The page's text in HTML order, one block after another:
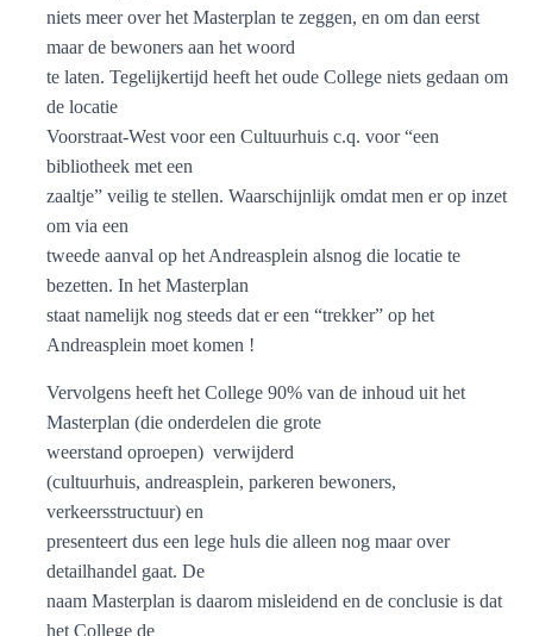
niets meer over het Masterplan te zeggen, en om dan eerst
maar de bewoners aan het woord
te laten. Tegelijkertijd heeft het oude College niets gedaan om
de locatie
Voorstraat-West voor een Cultuurhuis c.q. voor “een
bibliotheek met een
zaaltje” veilig te stellen. Waarschijnlijk omdat men er op inzet
om via een
tweede aanval op het Andreasplein alsnog die locatie te
bezetten. In het Masterplan
staat namelijk nog steeds dat er een “trekker” op het
Andreasplein moet komen !
Vervolgens heeft het College 90% van de inhoud uit het
Masterplan (die onderdelen die grote
weerstand oproepen) verwijderd
(cultuurhuis, andreasplein, parkeren bewoners,
verkeersstructuur) en
presenteert dus een lege huls die alleen nog maar over
detailhandel gaat. De
naam Masterplan is daarom misleidend en de conclusie is dat
het College de